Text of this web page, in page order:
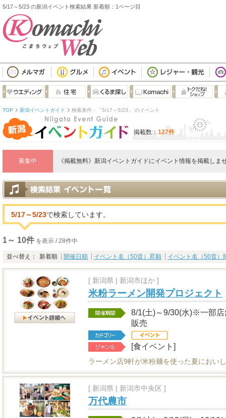
5/17～5/23 の新潟イベント検索結果 新着順：1ページ目
TOP 新潟イベントガイド 検索条件：「5/17～5/23」 のイベント
掲載数： 127件
募集中 《掲載無料》新潟イベントガイドにイベント情報を掲載しま
5/17～5/23で検索しています。
1～ 10件 を表示 / 28件中
並べ替え： 新着順 開催日順 イベント名（50音）昇順 イベント名（50音）
[ 新潟県 | 新潟市ほか ]
米粉ラーメン開発プロジェクト
8/1(土)～9/30(水)※一部
販売
[食イベント]
ラーメン店9軒が米粉麺を使った夏におい
[ 新潟県 | 新潟市中央区 ]
万代農市